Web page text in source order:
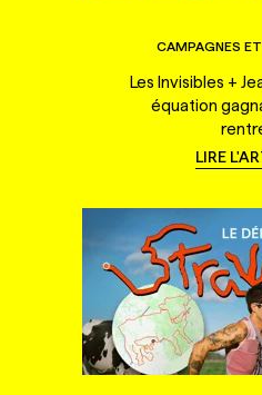
CAMPAGNES
Les Invisibles +
équation
LIRE